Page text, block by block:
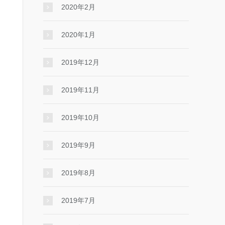
2020年2月
2020年1月
2019年12月
2019年11月
2019年10月
2019年9月
2019年8月
2019年7月